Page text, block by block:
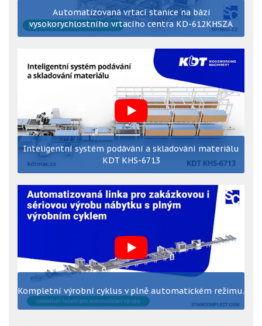
Automatizovaná vrtací stanice na bázi
vysokorychlostního vrtacího centra KD-612KHSZA
Inteligentní systém podávání a skladování materiálu
KDT KHS-6713
Kompletní výrobní cyklus v plně automatickém režimu.